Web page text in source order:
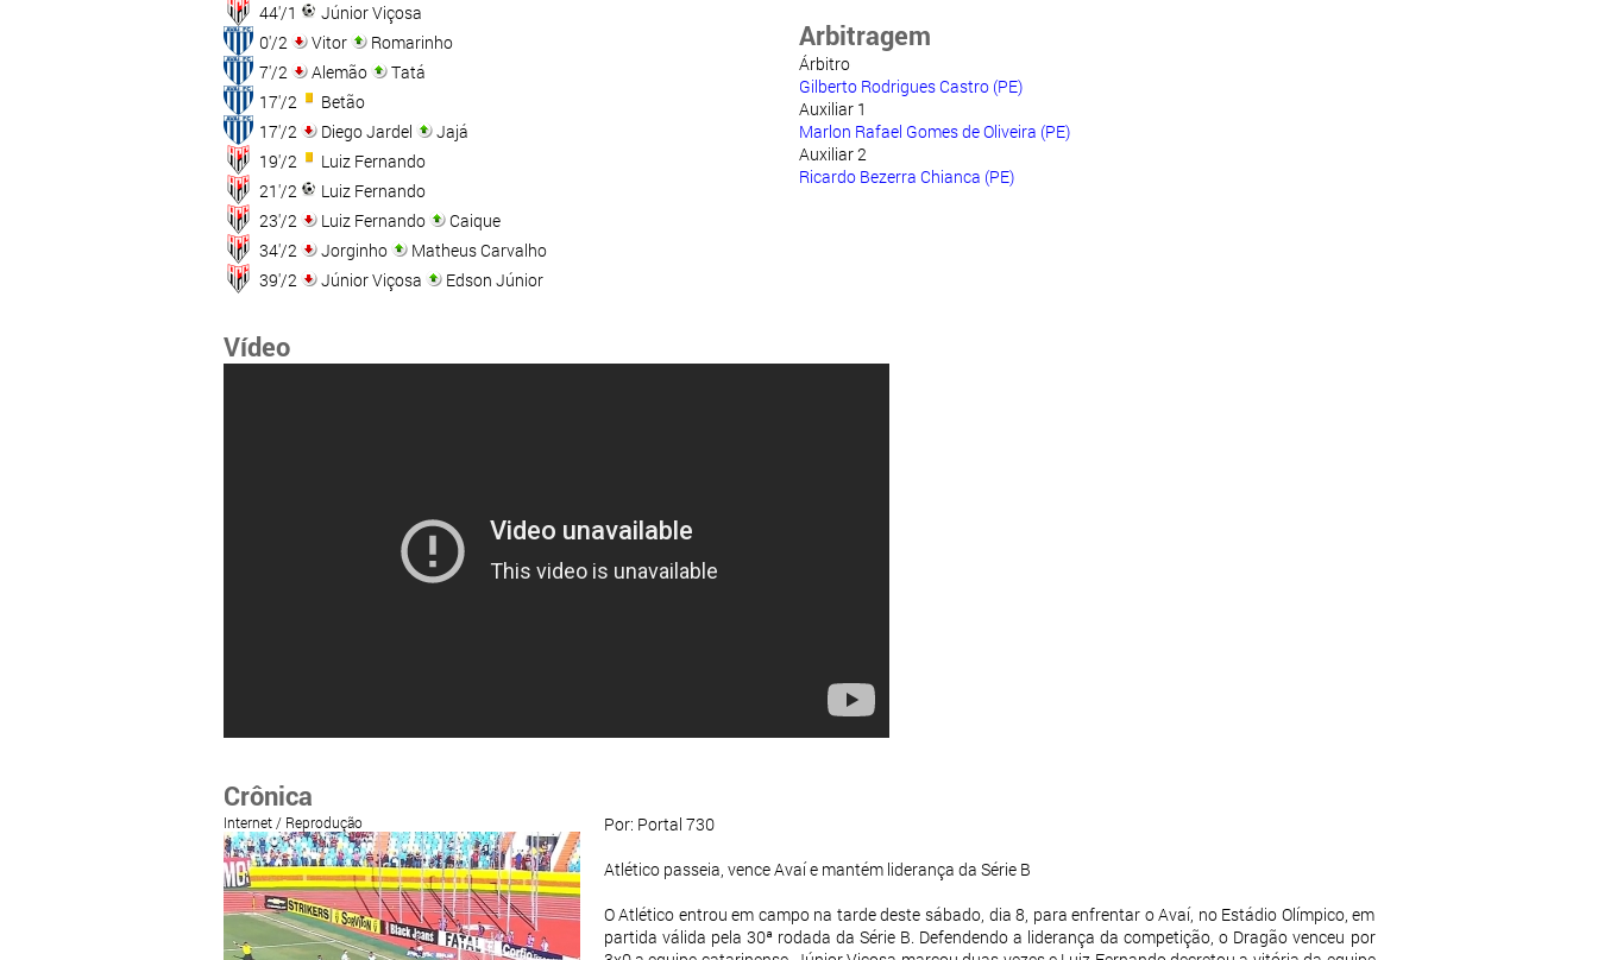
44'/1
Júnior Viçosa
0'/2
Vitor
Romarinho
7'/2
Alemão
Tatá
17'/2
Betão
17'/2
Diego Jardel
Jajá
19'/2
Luiz Fernando
21'/2
Luiz Fernando
23'/2
Luiz Fernando
Caique
34'/2
Jorginho
Matheus Carvalho
39'/2
Júnior Viçosa Edson Júnior
Arbitragem
Árbitro
Gilberto Rodrigues Castro (PE)
Auxiliar 1
Marlon Rafael Gomes de Oliveira (PE)
Auxiliar 2
Ricardo Bezerra Chianca (PE)
Vídeo
Crônica
Internet / Reprodução
Por: Portal 730
Atlético passeia, vence Avaí e mantém liderança da Série B
O Atlético entrou em campo na tarde deste sábado, dia 8, para enfrentar o Avaí, no Estádio Olímpico, em
partida válida pela 30ª rodada da Série B. Defendendo a liderança da competição, o Dragão venceu por